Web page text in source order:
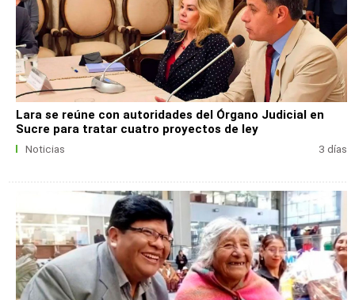
Lara se reúne con autoridades del Órgano Judicial en
Sucre para tratar cuatro proyectos de ley
Noticias 3 días